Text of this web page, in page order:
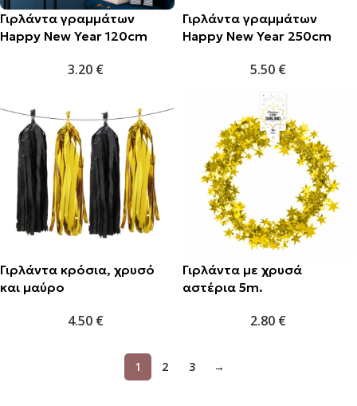
Γιρλάντα γραμμάτων
Happy New Year 120cm
3.20 €
Γιρλάντα γραμμάτων
Happy New Year 250cm
5.50 €
Γιρλάντα κρόσια, χρυσό
και μαύρο
4.50 €
Γιρλάντα με χρυσά
αστέρια 5m.
2.80 €
1 2 3 →